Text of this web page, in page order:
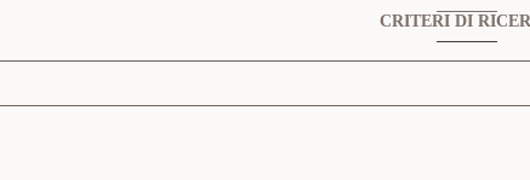
CRITERI DI